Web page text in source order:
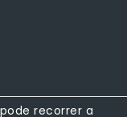
recorrer a